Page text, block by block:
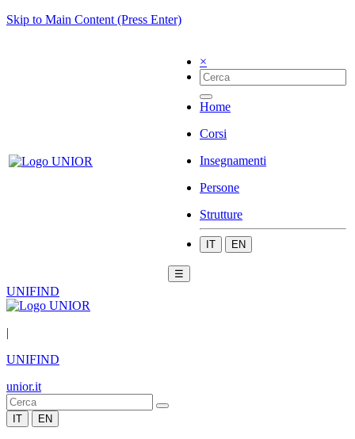
Skip to Main Content (Press Enter)
×
Home
Corsi
Insegnamenti
Persone
Strutture
IT EN
☰
UNIFIND
|
UNIFIND
unior.it
IT EN